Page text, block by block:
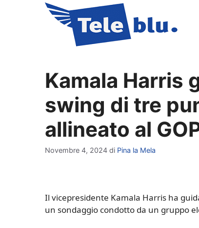
Kamala Harris
swing di tre
allineato al
Novembre 4, 2024 di Pina la Mela
Il vicepresidente Kamala Harris ha
un sondaggio condotto da un gruppo